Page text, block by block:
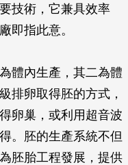
技術，它兼具效率
即指此意。
體內生產，其二為體
排卵取得胚的方式，
卵巢，或利用超音波
。胚的生產系統不但
胚胎工程發展，提供